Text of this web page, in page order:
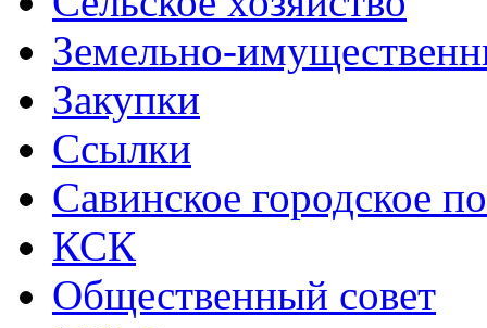
Земельно-
Закупки
Ссылки
Савинское городское
КСК
Общественный совет